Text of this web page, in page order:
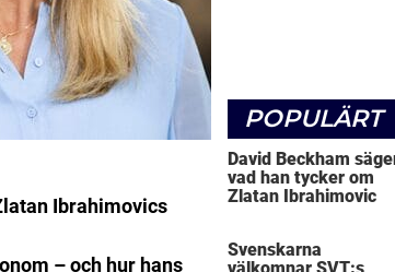
Ibrahimovics
– och hur hans
POPULÄRT
David Beckham
vad han tycker om
Zlatan Ibrahimovic
Svenskarna